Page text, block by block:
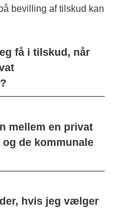
bevilling af tilskud kan
få i tilskud, når
mellem en privat
de kommunale
hvis jeg vælger